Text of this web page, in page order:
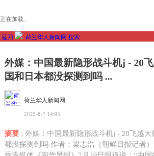
正在加载...
返回 荷兰华人新闻网 搜索
外媒：中国最新隐形战斗机j - 20
国和日本都没探测到吗 ...
荷兰华人新闻网
2025-8-7 14:05
摘要: 外媒：中国最新隐形战斗机j - 20飞越大
都没探测到吗 作者：梁志浩（朝鲜日报记者